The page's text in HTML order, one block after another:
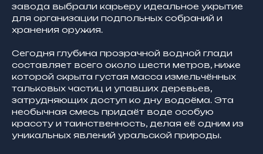
завода выбрали карьеру идеальное укрытие
для организации подпольных собраний и
хранения оружия.
Сегодня глубина прозрачной водной глади
составляет всего около шести метров, ниже
которой скрыта густая масса измельчённых
тальковых частиц и упавших деревьев,
затрудняющих доступ ко дну водоёма. Эта
необычная смесь придаёт воде особую
красоту и таинственность, делая её одним из
уникальных явлений уральской природы.